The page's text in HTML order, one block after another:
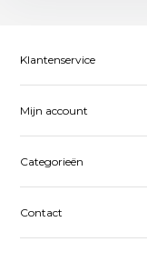
Klantenservice
Mijn account
Categorieën
Contact